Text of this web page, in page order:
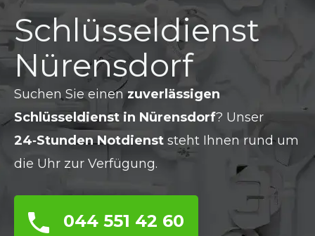
Schlüsseldienst
Nürensdorf
Suchen Sie einenzuverlässigen
Schlüsseldienst in Nürensdorf? Unser
24‑Stunden Notdienst steht Ihnen rund um
die Uhr zur Verfügung.
044 551 42 60